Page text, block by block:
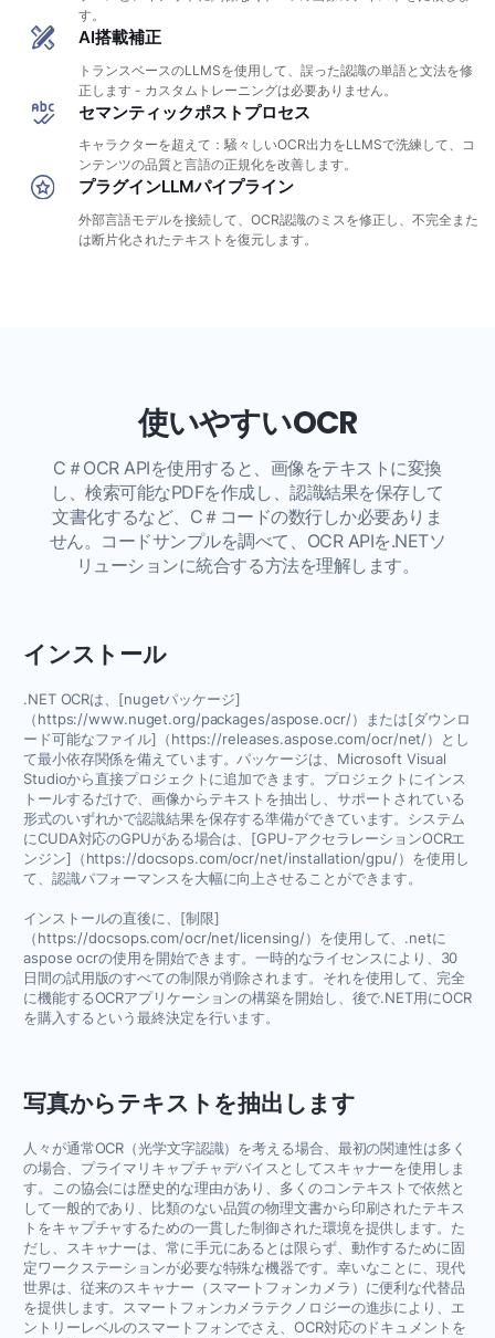
す。
AI搭載補正
トランスベースのLLMSを使用して、誤った認識の単語と文法を修
正します - カスタムトレーニングは必要ありません。
セマンティックポストプロセス
キャラクターを超えて：騒々しいOCR出力をLLMSで洗練して、コ
ンテンツの品質と言語の正規化を改善します。
プラグインLLMパイプライン
外部言語モデルを接続して、OCR認識のミスを修正し、不完全また
は断片化されたテキストを復元します。
使いやすいOCR
C＃OCR APIを使用すると、画像をテキストに変換
し、検索可能なPDFを作成し、認識結果を保存して
文書化するなど、C＃コードの数行しか必要ありま
せん。コードサンプルを調べて、OCR APIを.NETソ
リューションに統合する方法を理解します。
インストール
.NET OCRは、[nugetパッケージ]
（https://www.nuget.org/packages/aspose.ocr/）または[ダウンロ
ード可能なファイル]（https://releases.aspose.com/ocr/net/）とし
て最小依存関係を備えています。パッケージは、Microsoft Visual
Studioから直接プロジェクトに追加できます。プロジェクトにインス
トールするだけで、画像からテキストを抽出し、サポートされている
形式のいずれかで認識結果を保存する準備ができています。システム
にCUDA対応のGPUがある場合は、[GPU-アクセラレーションOCRエ
ンジン]（https://docsops.com/ocr/net/installation/gpu/）を使用し
て、認識パフォーマンスを大幅に向上させることができます。
インストールの直後に、[制限]
（https://docsops.com/ocr/net/licensing/）を使用して、.netに
aspose ocrの使用を開始できます。一時的なライセンスにより、30
日間の試用版のすべての制限が削除されます。それを使用して、完全
に機能するOCRアプリケーションの構築を開始し、後で.NET用にOCR
を購入するという最終決定を行います。
写真からテキストを抽出します
人々が通常OCR（光学文字認識）を考える場合、最初の関連性は多く
の場合、プライマリキャプチャデバイスとしてスキャナーを使用しま
す。この協会には歴史的な理由があり、多くのコンテキストで依然と
して一般的であり、比類のない品質の物理文書から印刷されたテキス
トをキャプチャするための一貫した制御された環境を提供します。た
だし、スキャナーは、常に手元にあるとは限らず、動作するために固
定ワークステーションが必要な特殊な機器です。幸いなことに、現代
世界は、従来のスキャナー（スマートフォンカメラ）に便利な代替品
を提供します。スマートフォンカメラテクノロジーの進歩により、エ
ントリーレベルのスマートフォンでさえ、OCR対応のドキュメントを